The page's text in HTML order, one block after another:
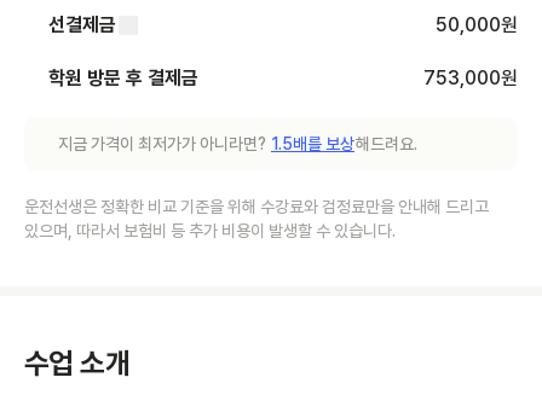
선결제금 50,000원
학원 방문 후 결제금 753,000원
지금 가격이 최저가가 아니라면? 1.5배를 보상해드려요.
운전선생은 정확한 비교 기준을 위해 수강료와 검정료만을 안내해 드리고
있으며, 따라서 보험비 등 추가 비용이 발생할 수 있습니다.
수업 소개